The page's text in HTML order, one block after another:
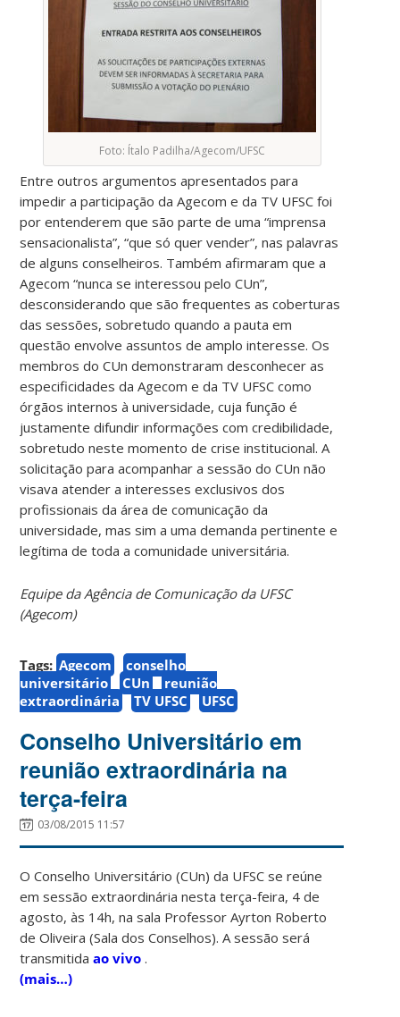
Foto: Ítalo Padilha/Agecom/UFSC
Entre outros argumentos apresentados para
impedir a participação da Agecom e da TV UFSC foi
por entenderem que são parte de uma “imprensa
sensacionalista”, “que só quer vender”, nas palavras
de alguns conselheiros. Também afirmaram que a
Agecom “nunca se interessou pelo CUn”,
desconsiderando que são frequentes as coberturas
das sessões, sobretudo quando a pauta em
questão envolve assuntos de amplo interesse. Os
membros do CUn demonstraram desconhecer as
especificidades da Agecom e da TV UFSC como
órgãos internos à universidade, cuja função é
justamente difundir informações com credibilidade,
sobretudo neste momento de crise institucional. A
solicitação para acompanhar a sessão do CUn não
visava atender a interesses exclusivos dos
profissionais da área de comunicação da
universidade, mas sim a uma demanda pertinente e
legítima de toda a comunidade universitária.
Equipe da Agência de Comunicação da UFSC
(Agecom)
Tags: Agecom
conselho
universitário
CUn
reunião
extraordinária
TV UFSC UFSC
Conselho Universitário em
reunião extraordinária na
terça-feira
03/08/2015 11:57
O Conselho Universitário (CUn) da UFSC se reúne
em sessão extraordinária nesta terça-feira, 4 de
agosto, às 14h, na sala Professor Ayrton Roberto
de Oliveira (Sala dos Conselhos). A sessão será
transmitidaao vivo .
(mais…)